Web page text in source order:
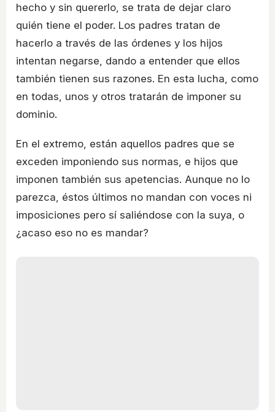
hecho y sin quererlo, se trata de dejar claro
quién tiene el poder. Los padres tratan de
hacerlo a través de las órdenes y los hijos
intentan negarse, dando a entender que ellos
también tienen sus razones. En esta lucha, como
en todas, unos y otros tratarán de imponer su
dominio.
En el extremo, están aquellos padres que se
exceden imponiendo sus normas, e hijos que
imponen también sus apetencias. Aunque no lo
parezca, éstos últimos no mandan con voces ni
imposiciones pero sí saliéndose con la suya, o
¿acaso eso no es mandar?